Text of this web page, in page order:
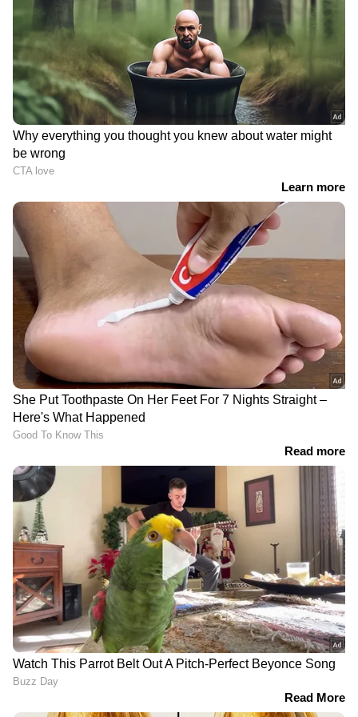
ഏറനാട് മണ്ഡലത്തില്‍ 186 കോടി രൂപ
ചെലവില്‍ റോഡ് നിര്‍മിക്കുന്നത്. റോഡ്
നിര്‍മാണത്തിന്‍റെ മുക്കാല്‍ ഭാഗം നിര്‍മാണവും
പൂര്‍ത്തിയായി.
സിസ്റ്റർ ലിനിയുടെ ഭർത്താവ് സജീഷ്
പുതിയ ജീവിതത്തിലേക്ക്; പ്രതിഭയെ
DOWNLOAD APP
RECOMMENDED STORIES
Malayalam news live
സാധാരണക്കാർക്ക് വീണ്ടും
ഇരുട്ടടി; രാജ്യത്ത്
ഇന്ധനവില കൂട്ടി,
രണ്ടാഴ്ച്ചക്കിടെ കൂടിയത്
8രൂപ
ഗൺമാന്മാരുടെ മർദനം:
അന്വേഷണം എഡിജിപി
ഓഫീസിലേക്ക്,
എസ്ഐമാർ റിപ്പോർട്ട്
തിരുത്താൻ
ഭീഷണിപ്പെടുത്തിയെന്ന്
മൊഴി
സാധാരണക്കാർക്ക് വീണ്ടും
ഇരുട്ടടി; രാജ്യത്ത്
രണ്ടാഴ്ച്ചക്കിടെ കൂടിയത്
കെഎസ്ആർടിസിയിലെ
നടപ്പാക്കും?ഇന്നത്തെ
മന്ത്രിസഭാ യോ​ഗത്തിൽ